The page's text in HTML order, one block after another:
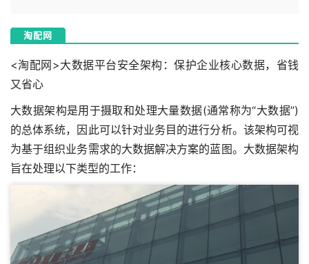
淘配网
<淘配网>大数据平台安全架构：保护企业核心数据，省钱
又省心
大数据架构是用于摄取和处理大量数据(通常称为“大数据”)
的总体系统，因此可以针对业务目的进行分析。该架构可视
为基于组织业务需求的大数据解决方案的蓝图。大数据架构
旨在处理以下类型的工作：